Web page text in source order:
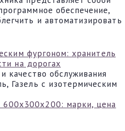
обеспечение,
и автоматизировать
фургоном: хранитель
на дорогах
качество обслуживания
Газель с изотермическим